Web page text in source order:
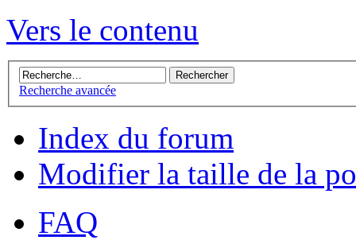
Vers le contenu
Recherche avancée
Index du forum
Modifier la taille de la
FAQ